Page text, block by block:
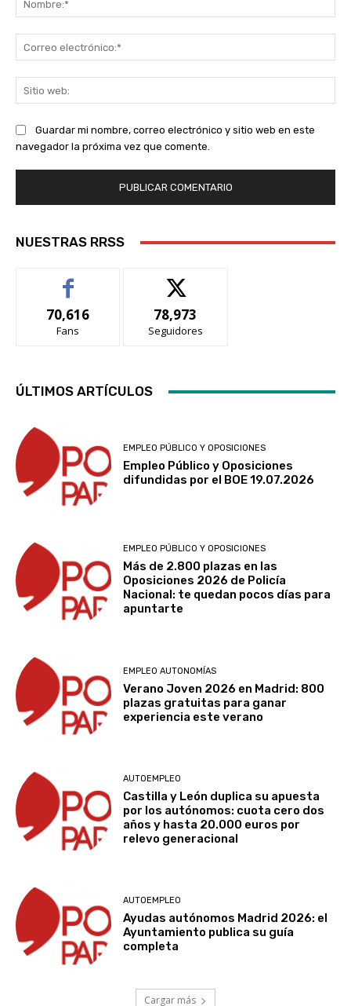
Guardar mi nombre, correo electrónico y sitio web en este
navegador la próxima vez que comente.
NUESTRAS RRSS
70,616
Fans
78,973
Seguidores
ÚLTIMOS ARTÍCULOS
EMPLEO PÚBLICO Y OPOSICIONES
Empleo Público y Oposiciones
difundidas por el BOE 19.07.2026
EMPLEO PÚBLICO Y OPOSICIONES
Más de 2.800 plazas en las
Oposiciones 2026 de Policía
Nacional: te quedan pocos días para
apuntarte
EMPLEO AUTONOMÍAS
Verano Joven 2026 en Madrid: 800
plazas gratuitas para ganar
experiencia este verano
AUTOEMPLEO
Castilla y León duplica su apuesta
por los autónomos: cuota cero dos
años y hasta 20.000 euros por
relevo generacional
AUTOEMPLEO
Ayudas autónomos Madrid 2026: el
Ayuntamiento publica su guía
completa
Cargar más